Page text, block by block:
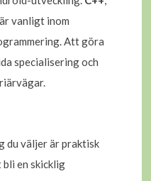
vanligt inom
Att göra
specialisering och
du väljer är praktisk
en skicklig